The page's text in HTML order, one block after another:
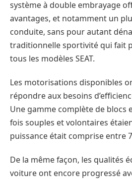
système à double embrayage
avantages, et notamment un
conduite, sans pour autant
traditionnelle sportivité qui fait
tous les modèles SEAT.
Les motorisations disponibles
répondre aux besoins
Une gamme complète de blocs
fois souples et volontaires
puissance était comprise entre
De la même façon, les qualités
voiture ont encore progressé